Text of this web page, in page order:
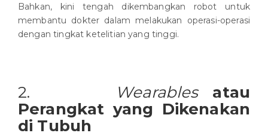
Bahkan, kini tengah dikembangkan robot untuk
membantu dokter dalam melakukan operasi-operasi
dengan tingkat ketelitian yang tinggi.
2. Wearables atau
Perangkat yang Dikenakan
di Tubuh